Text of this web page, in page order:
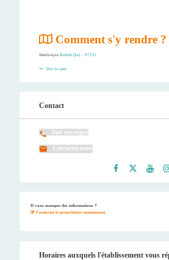
Comment s'y rendre ?
Martinique Robert (Le) – 97231
Voir la carte
Contact
Non renseigné
Contactez-nous
Il vous manque des informations ?
Contactez le propriétaire maintenant.
Horaires auxquels l'établissement vous